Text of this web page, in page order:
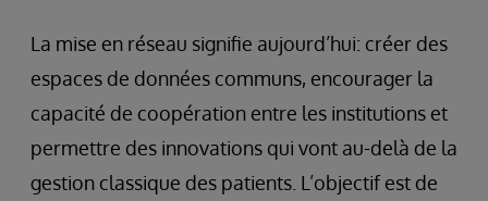
La mise en réseau signifie aujourd’hui: créer des
espaces de données communs, encourager la
capacité de coopération entre les institutions et
permettre des innovations qui vont au-delà de la
gestion classique des patients. L’objectif est de